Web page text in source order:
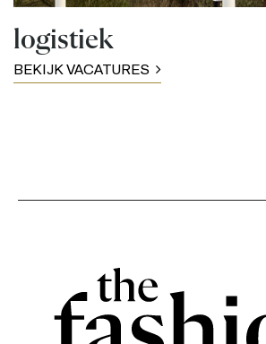
logistiek
BEKIJK VACATURES